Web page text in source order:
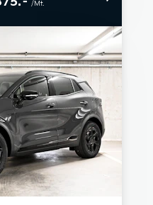
/Mt.